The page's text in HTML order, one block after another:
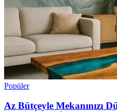
Popüler
Az Bütçeyle Mekanınızı